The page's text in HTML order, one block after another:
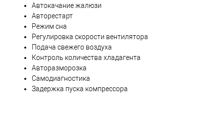
Автокачание жалюзи
Авторестарт
Режим сна
Регулировка скорости вентилятора
Подача свежего воздуха
Контроль количества хладагента
Авторазморозка
Самодиагностика
Задержка пуска компрессора